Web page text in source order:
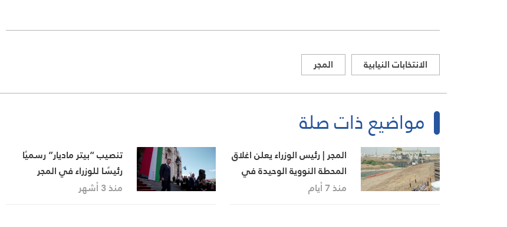
الانتخابات النيابية المجر
مواضيع ذات صلة
المجر | رئيس الوزراء يعلن اغلاق
المحطة النووية الوحيدة في
البلاد الاسبوع المقبل بسبب
منذ 7 أيام
تنصيب “بيتر ماديار” رسميًا
رئيسًا للوزراء في المجر
منذ 3 أشهر